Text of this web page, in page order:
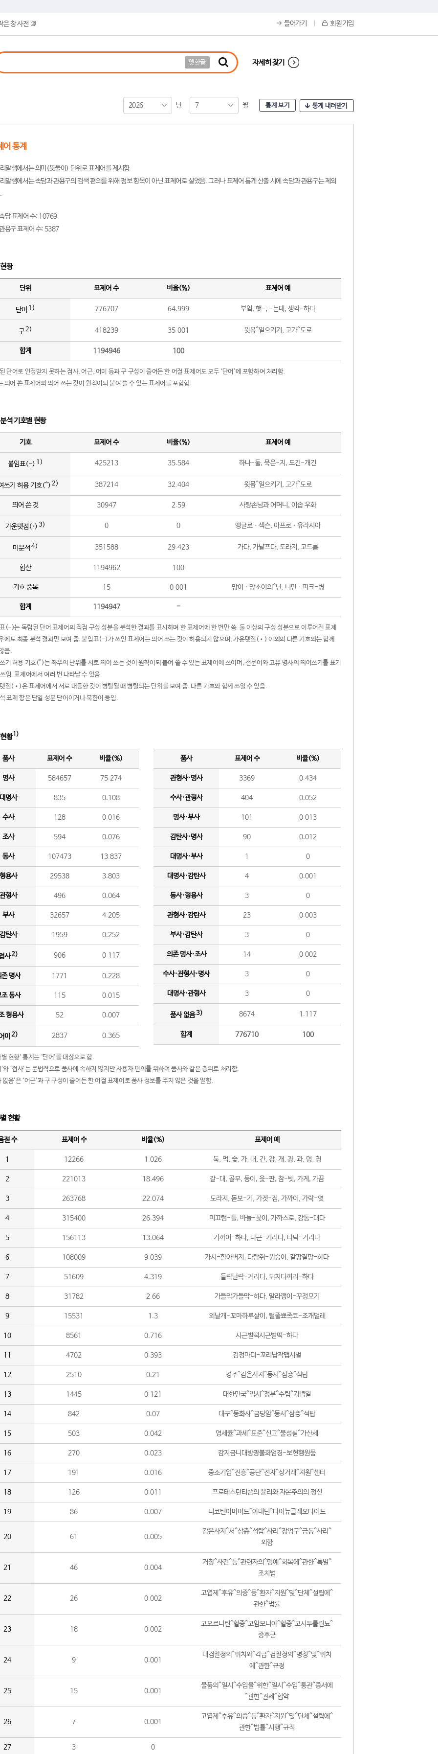
은 창 사전 들어가기 회원 가입
옛한글 자세히 찾기
2026 년 7 월 통계 보기 통계 내려받기
어 통계
말샘에서는 의미(뜻풀이) 단위로 표제어를 제시함.
말샘에서는 속담과 관용구의 검색 편의를 위해 정보 항목이 아닌 표제어로 실었음. 그러나 표제어 통계 산출 시에 속담과 관용구는 제외
담 표제어 수: 10769
용구 표제어 수: 5387
황
단위 표제어 수 비율(%) 표제어 예
단어 1) 776707 64.999 부엌, 햇-, -는데, 생각-하다
구2) 418239 35.001 윗몸^일으키기, 고가^도로
합계 1194946 100
단어로 인정받지 못하는 접사, 어근, 어미 등과 구 구성이 줄어든 한 어절 표제어도 모두 ‘단어’에 포함하여 처리함.
띄어 쓴 표제어와 띄어 쓰는 것이 원칙이되 붙여 쓸 수 있는 표제어를 포함함.
석 기호별 현황
기호 표제어 수 비율(%) 표제어 예
붙임표(-) 1) 425213 35.584 하나-둘, 묵은-지, 도긴-개긴
쓰기 허용 기호(^) 2) 387214 32.404 윗몸^일으키기, 고가^도로
띄어 쓴 것 30947 2.59 사랑손님과 어머니, 이솝 우화
가운뎃점(·) 3) 0 0 앵글로ㆍ색슨, 아프로ㆍ유라시아
미분석 4) 351588 29.423 가다, 가냘프다, 도라지, 고드름
합산 1194962 100
기호 중복 15 0.001 망이ㆍ망소이의^난, 니만ㆍ피크-병
합계 1194947 -
(-)는 독립된 단어 표제어의 직접 구성 성분을 분석한 결과를 표시하며 한 표제어에 한 번만 씀. 둘 이상의 구성 성분으로 이루어진 표제
에도 최종 분석 결과만 보여 줌. 붙임표(-)가 쓰인 표제어는 띄어 쓰는 것이 허용되지 않으며, 가운뎃점(•) 이외의 다른 기호와는 함께
음.
기 허용 기호(^)는 좌우의 단위를 서로 띄어 쓰는 것이 원칙이되 붙여 쓸 수 있는 표제어에 쓰이며, 전문어와 고유 명사의 띄어쓰기를 표기
임. 표제어에서 여러 번 나타날 수 있음.
점(•)은 표제어에서 서로 대등한 것이 병렬될 때 병렬되는 단위를 보여 줌. 다른 기호와 함께 쓰일 수 있음.
표제 항은 단일 성분 단어이거나 북한어 등임.
황1)
품사 표제어 수 비율(%)
명사 584657 75.274
명사 835 0.108
수사 128 0.016
조사 594 0.076
동사 107473 13.837
용사 29538 3.803
형사 496 0.064
부사 32657 4.205
탄사 1959 0.252
사2) 906 0.117
존 명사 1771 0.228
조 동사 115 0.015
형용사 52 0.007
미 2) 2837 0.365
품사 표제어 수 비율(%)
관형사·명사 3369 0.434
수사·관형사 404 0.052
명사·부사 101 0.013
감탄사·명사 90 0.012
대명사·부사 1 0
대명사·감탄사 4 0.001
동사·형용사 3 0
관형사·감탄사 23 0.003
부사·감탄사 3 0
의존 명사·조사 14 0.002
수사·관형사·명사 3 0
대명사·관형사 3 0
품사 없음3) 8674 1.117
합계 776710 100
현황' 통계는 '단어'를 대상으로 함.
와 ‘접사’는 문법적으로 품사에 속하지 않지만 사용자 편의를 위하여 품사와 같은 층위로 처리함.
없음’은 ‘어근’과 구 구성이 줄어든 한 어절 표제어로 품사 정보를 주지 않은 것을 말함.
현황
절 수 표제어 수 비율(%) 표제어 예
1 12266 1.026 둑, 먹, 숯, 가, 내, 간, 강, 개, 광, 과, 명, 청
2 221013 18.496 갈-대, 골무, 동이, 윷-판, 참-빗, 가게, 가끔
3 263768 22.074 도라지, 돋보-기, 가겟-집, 가까이, 가락-엿
4 315400 26.394 미끄럼-틀, 바늘-꽂이, 가까스로, 강동-대다
5 156113 13.064 가까이-하다, 나근-거리다, 타닥-거리다
6 108009 9.039 가시-할아버지, 다람쥐-원숭이, 갈팡질팡-하다
7 51609 4.319 들락날락-거리다, 뒤치다꺼리-하다
8 31782 2.66 가들막가들막-하다, 말라깽이-꾸정모기
9 15531 1.3 외날개-꼬마하루살이, 털줄뾰족코-조개벌레
10 8561 0.716 시근벌떡시근벌떡-하다
11 4702 0.393 검정마디-꼬리납작맵시벌
12 2510 0.21 경주^감은사지^동서^삼층^석탑
13 1445 0.121 대한민국^임시^정부^수립^기념일
14 842 0.07 대구^동화사^금당암^동서^삼층^석탑
15 503 0.042 영세율^과세^표준^신고^불성실^가산세
16 270 0.023 감지금니대방광불화엄경-보현행원품
17 191 0.016 중소기업^진흥^공단^전자^상거래^지원^센터
18 126 0.011 프로테스탄티즘의 윤리와 자본주의의 정신
19 86 0.007 니코틴아마이드^아데닌^다이뉴클레오타이드
20 61 0.005
감은사지^서^삼층^석탑^사리^장엄구^금동^사리^
외함
21 46 0.004
거창^사건^등^관련자의^명예^회복에^관한^특별^
조치법
22 26 0.002
고엽제^후유^의증^등^환자^지원^및^단체^설립에^
관한^법률
23 18 0.002
고오르니틴^혈증^고암모니아^혈증^고시투룰린뇨^
증후군
24 9 0.001
대검찰청의^위치와^각급^검찰청의^명칭^및^위치
에^관한^규정
25 15 0.001
물품의^일시^수입을^위한^일시^수입^통관^증서에
^관한^관세^협약
26 7 0.001
고엽제^후유^의증^등^환자^지원^및^단체^설립에^
관한^법률^시행^규칙
27 3 0